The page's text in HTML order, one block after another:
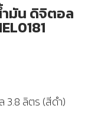
มัน ดิจิตอล
3.8 ลิตร (สีดำ)